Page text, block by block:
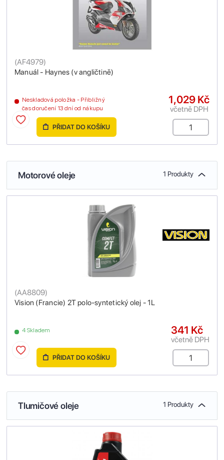
Manuál - Haynes (v angličtině)
(AF4979)
Neskladová položka - Přibližný
čas doručení 13 dní od nákupu
1,029 Kč
včetně DPH
PŘIDAT DO KOŠÍKU
Motorové oleje 1 Produkty
Vision (Francie) 2T polo-syntetický olej - 1L
(AA8809)
4 Skladem 341 Kč
včetně DPH
PŘIDAT DO KOŠÍKU
Tlumičové oleje 1 Produkty